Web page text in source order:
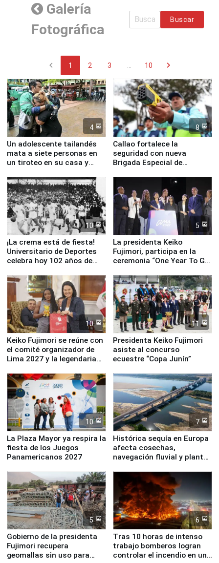
Galería
Fotográfica
Buscar
chevron_left 1 2 3 10 chevron_right
4
Un adolescente tailandés
mata a siete personas en
un tiroteo en su casa y
8
Callao fortalece la
seguridad con nueva
Brigada Especial de
equipamiento para
Serenazgo
10
¡La crema está de fiesta!
Universitario de Deportes
celebra hoy 102 años de
5
La presidenta Keiko
Fujimori, participa en la
ceremonia “One Year To Go
10
Keiko Fujimori se reúne con
el comité organizador de
Lima 2027 y la legendaria
11
Presidenta Keiko Fujimori
asiste al concurso
ecuestre “Copa Junín”
10
La Plaza Mayor ya respira la
fiesta de los Juegos
Panamericanos 2027
7
Histórica sequía en Europa
afecta cosechas,
navegación fluvial y plantas
5
Gobierno de la presidenta
Fujimori recupera
geomallas sin uso para
6
Tras 10 horas de intenso
trabajo bomberos logran
controlar el incendio en una